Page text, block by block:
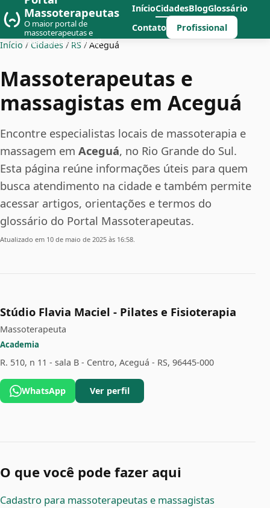
Massoterapeutas
O maior portal de
massoterapeutas e
massagistas do Brasil
InícioCidadesBlogGlossário
Contato
Profissional
Início / Cidades / RS / Aceguá
Massoterapeutas e
massagistas em Aceguá
Encontre especialistas locais de massoterapia e
massagem em Aceguá, no Rio Grande do Sul.
Esta página reúne informações úteis para quem
busca atendimento na cidade e também permite
acessar artigos, orientações e termos do
glossário do Portal Massoterapeutas.
Atualizado em 10 de maio de 2025 às 16:58.
Stúdio Flavia Maciel - Pilates e Fisioterapia
Massoterapeuta
Academia
R. 510, n 11 - sala B - Centro, Aceguá - RS, 96445-000
WhatsApp Ver perfil
O que você pode fazer aqui
Cadastro para massoterapeutas e massagistas